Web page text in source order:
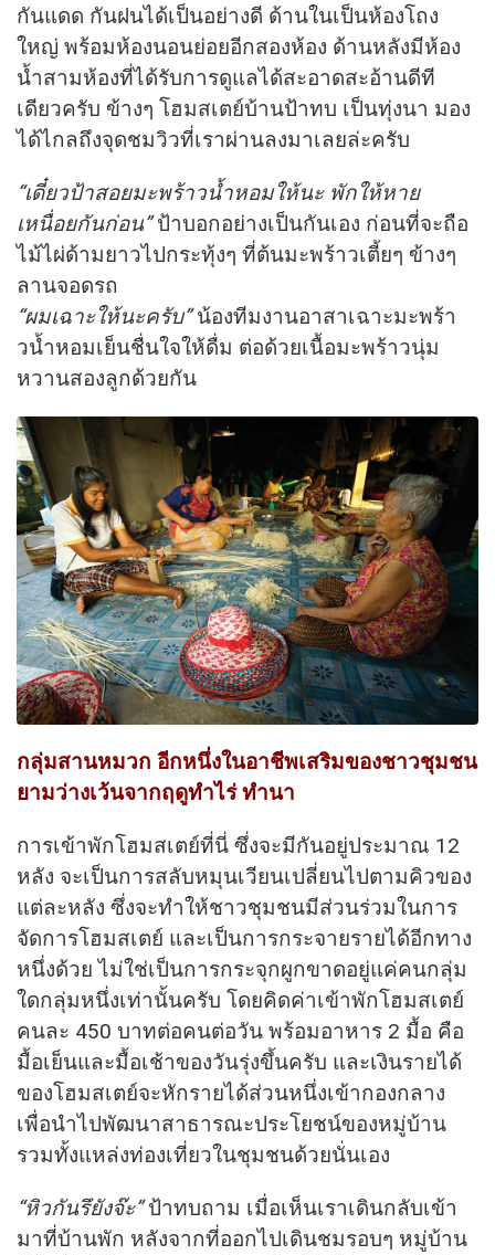
กันแดด กันฝนได้เป็นอย่างดี ด้านในเป็นห้องโถง
ใหญ่ พร้อมห้องนอนย่อยอีกสองห้อง ด้านหลังมีห้อง
นํ้าสามห้องที่ได้รับการดูแลได้สะอาดสะอ้านดีที
เดียวครับ ข้างๆ โฮมสเตย์บ้านป้าทบ เป็นทุ่งนา มอง
ได้ไกลถึงจุดชมวิวที่เราผ่านลงมาเลยล่ะครับ
“เดี๋ยวป้าสอยมะพร้าวนํ้าหอมให้นะ พักให้หาย
เหนื่อยกันก่อน”ป้าบอกอย่างเป็นกันเอง ก่อนที่จะถือ
ไม้ไผ่ด้ามยาวไปกระทุ้งๆ ที่ต้นมะพร้าวเตี้ยๆ ข้างๆ
ลานจอดรถ
“ผมเฉาะให้นะครับ”น้องทีมงานอาสาเฉาะมะพร้า
วนํ้าหอมเย็นชื่นใจให้ดื่ม ต่อด้วยเนื้อมะพร้าวนุ่ม
หวานสองลูกด้วยกัน
กลุ่มสานหมวก อีกหนึ่งในอาชีพเสริมของชาวชุมชน
ยามว่างเว้นจากฤดูทำไร่ ทำนา
การเข้าพักโฮมสเตย์ที่นี่ ซึ่งจะมีกันอยู่ประมาณ 12
หลัง จะเป็นการสลับหมุนเวียนเปลี่ยนไปตามคิวของ
แต่ละหลัง ซึ่งจะทำให้ชาวชุมชนมีส่วนร่วมในการ
จัดการโฮมสเตย์ และเป็นการกระจายรายได้อีกทาง
หนึ่งด้วย ไม่ใช่เป็นการกระจุกผูกขาดอยู่แค่คนกลุ่ม
ใดกลุ่มหนึ่งเท่านั้นครับ โดยคิดค่าเข้าพักโฮมสเตย์
คนละ 450 บาทต่อคนต่อวัน พร้อมอาหาร 2 มื้อ คือ
มื้อเย็นและมื้อเช้าของวันรุ่งขึ้นครับ และเงินรายได้
ของโฮมสเตย์จะหักรายได้ส่วนหนึ่งเข้ากองกลาง
เพื่อนำไปพัฒนาสาธารณะประโยชน์ของหมู่บ้าน
รวมทั้งแหล่งท่องเที่ยวในชุมชนด้วยนั่นเอง
“หิวกันรึยังจ๊ะ”ป้าทบถาม เมื่อเห็นเราเดินกลับเข้า
มาที่บ้านพัก หลังจากที่ออกไปเดินชมรอบๆ หมู่บ้าน